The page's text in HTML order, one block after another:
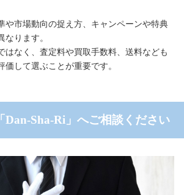
や市場動向の捉え方、キャンペーンや特典
ります。
はなく、査定料や買取手数料、送料なども
して選ぶことが重要です。
Dan-Sha-Ri」へご相談ください